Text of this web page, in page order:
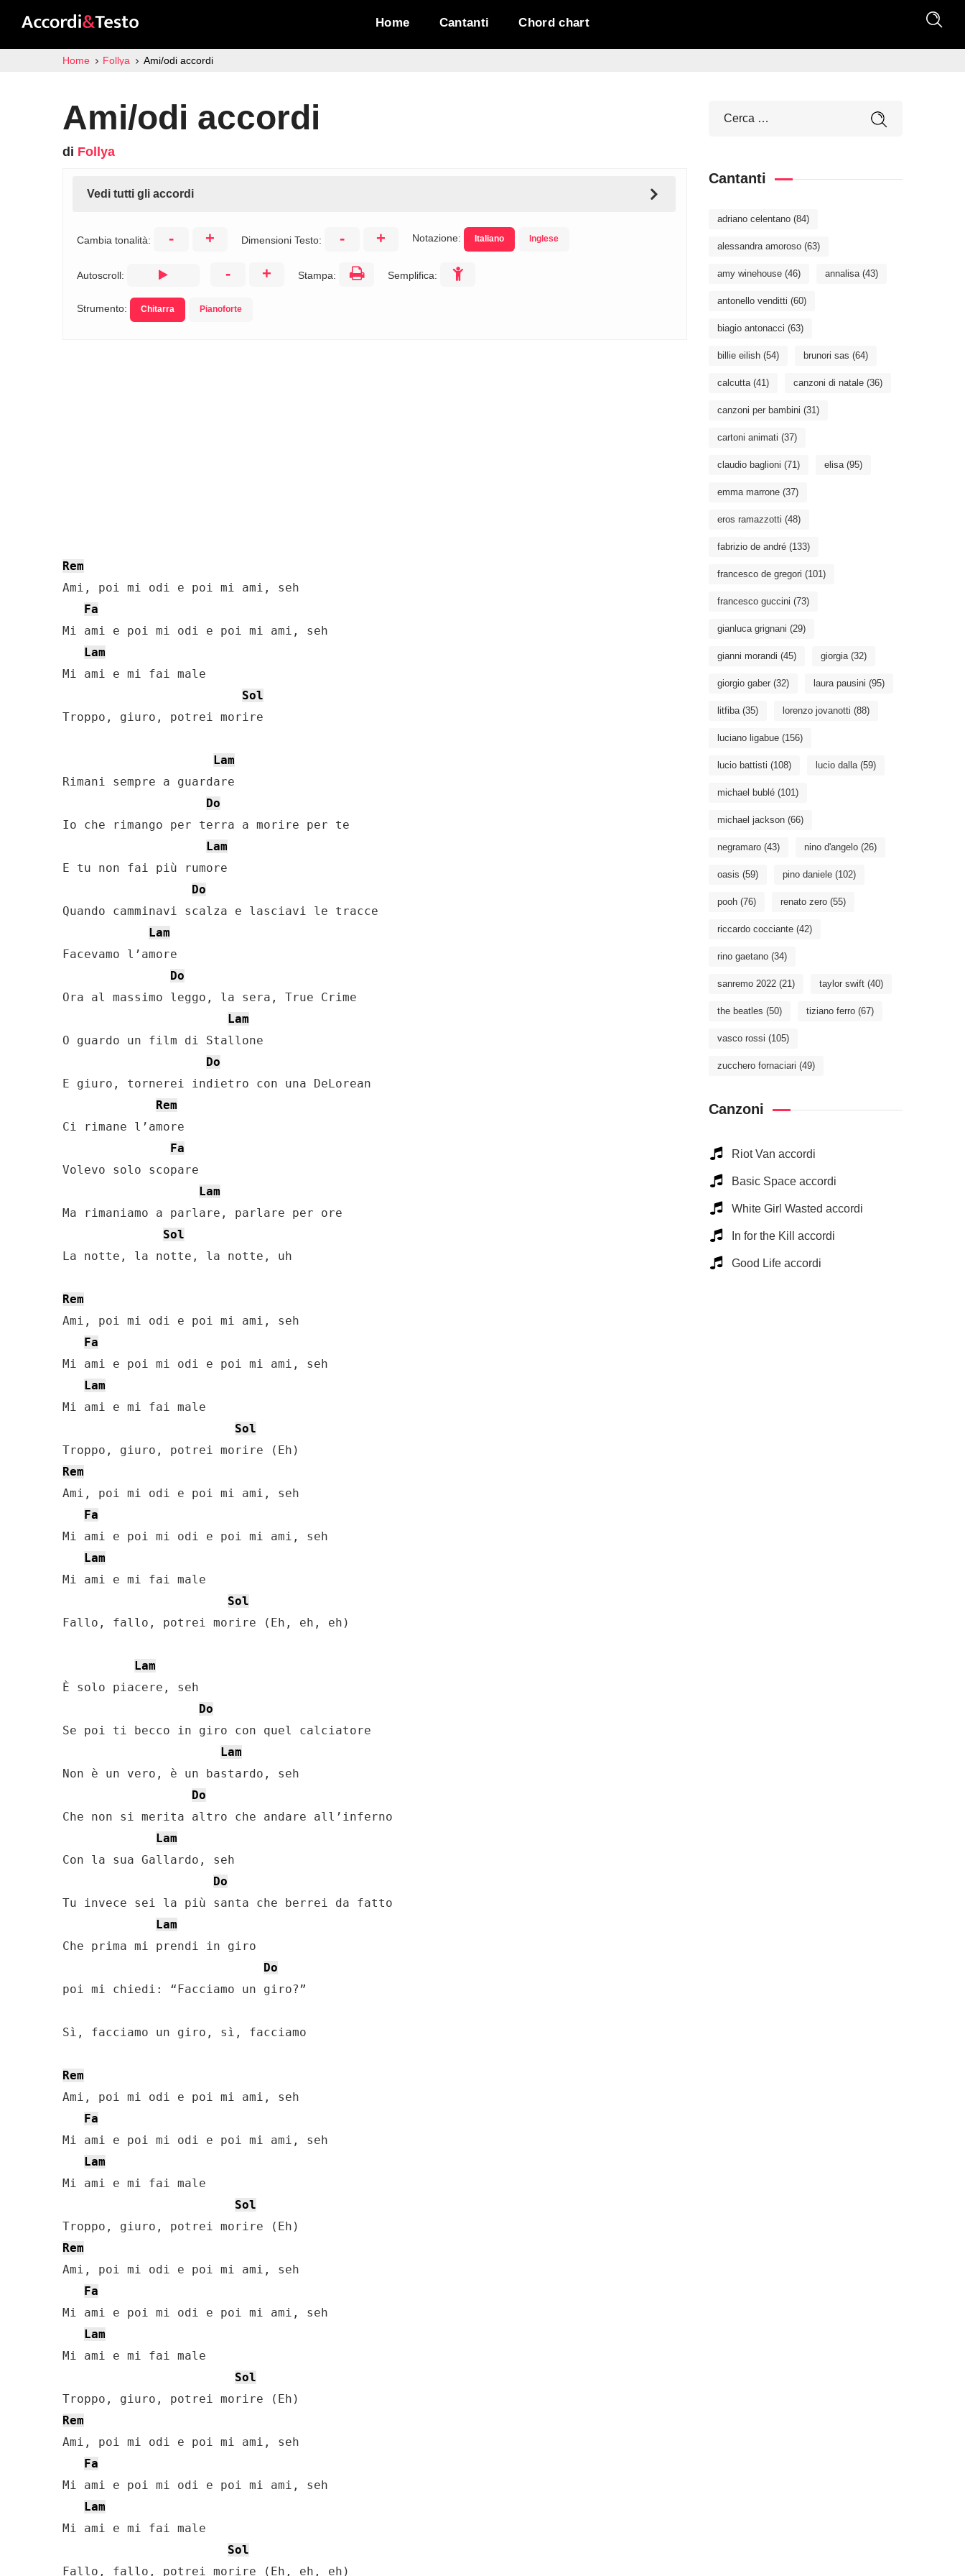
Home Cantanti Chord chart
Home Follya Ami/odi accordi
Ami/odi accordi
di Follya
Vedi tutti gli accordi
Cambia tonalità: - + Dimensioni Testo: - + Notazione: Italiano Inglese
Autoscroll: - + Stampa: Semplifica:
Strumento: Chitarra Pianoforte
Rem
Ami, poi mi odi e poi mi ami, seh
Fa
Mi ami e poi mi odi e poi mi ami, seh
Lam
Mi ami e mi fai male
Sol
Troppo, giuro, potrei morire
Lam
Rimani sempre a guardare
Do
Io che rimango per terra a morire per te
Lam
E tu non fai più rumore
Do
Quando camminavi scalza e lasciavi le tracce
Lam
Facevamo l’amore
Do
Ora al massimo leggo, la sera, True Crime
Lam
O guardo un film di Stallone
Do
E giuro, tornerei indietro con una DeLorean
Rem
Ci rimane l’amore
Fa
Volevo solo scopare
Lam
Ma rimaniamo a parlare, parlare per ore
Sol
La notte, la notte, la notte, uh
Rem
Ami, poi mi odi e poi mi ami, seh
Fa
Mi ami e poi mi odi e poi mi ami, seh
Lam
Mi ami e mi fai male
Sol
Rem
Ami, poi mi odi e poi mi ami, seh
Fa
Mi ami e poi mi odi e poi mi ami, seh
Lam
Mi ami e mi fai male
Sol
Fallo, fallo, potrei morire (Eh, eh, eh)
Lam
È solo piacere, seh
Do
Se poi ti becco in giro con quel calciatore
Lam
Non è un vero, è un bastardo, seh
Do
Che non si merita altro che andare all’inferno
Lam
Con la sua Gallardo, seh
Do
Tu invece sei la più santa che berrei da fatto
Lam
Che prima mi prendi in giro
Do
poi mi chiedi: “Facciamo un giro?”
Sì, facciamo un giro, sì, facciamo
Rem
Ami, poi mi odi e poi mi ami, seh
Fa
Mi ami e poi mi odi e poi mi ami, seh
Lam
Mi ami e mi fai male
Sol
Rem
Ami, poi mi odi e poi mi ami, seh
Fa
Mi ami e poi mi odi e poi mi ami, seh
Lam
Mi ami e mi fai male
Sol
Rem
Ami, poi mi odi e poi mi ami, seh
Fa
Mi ami e poi mi odi e poi mi ami, seh
Lam
Mi ami e mi fai male
Sol
Fallo, fallo, potrei morire (Eh, eh, eh)
Cantanti
adriano celentano (84)
alessandra amoroso (63)
amy winehouse (46) annalisa(43)
antonello venditti (60)
biagio antonacci (63)
billie eilish (54) brunori sas (64)
calcutta(41) canzoni di natale (36)
canzoni per bambini (31)
cartoni animati (37)
claudio baglioni (71) elisa(95)
emma marrone (37)
eros ramazzotti (48)
fabrizio de andré (133)
francesco de gregori (101)
francesco guccini (73)
gianluca grignani (29)
gianni morandi (45) giorgia(32)
giorgio gaber (32) laura pausini (95)
litfiba(35) lorenzo jovanotti (88)
luciano ligabue (156)
lucio battisti (108) lucio dalla(59)
michael bublé (101)
michael jackson (66)
negramaro (43) nino d'angelo (26)
oasis (59) pino daniele (102)
pooh (76) renato zero (55)
riccardo cocciante (42)
rino gaetano (34)
sanremo 2022 (21) taylor swift (40)
the beatles (50) tiziano ferro (67)
vasco rossi (105)
zucchero fornaciari (49)
Canzoni
Riot Van accordi
Basic Space accordi
White Girl Wasted accordi
In for the Kill accordi
Good Life accordi